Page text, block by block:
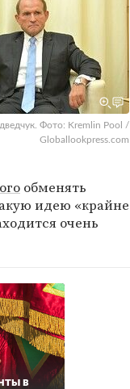
Фото: Kremlin Pool /
Globallookpress.com
обменять
идею «крайне
очень
в